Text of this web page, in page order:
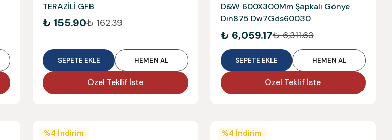
TERAZİLİ GFB
₺ 155.90₺ 162.39
SEPETE EKLE HEMEN AL
Özel Teklif İste
D&W 600X300Mm Şapkalı Gönye
Dın875 Dw7Gds60030
₺ 6,059.17₺ 6,311.63
SEPETE EKLE HEMEN AL
Özel Teklif İste
%4 İndirim %4 İndirim